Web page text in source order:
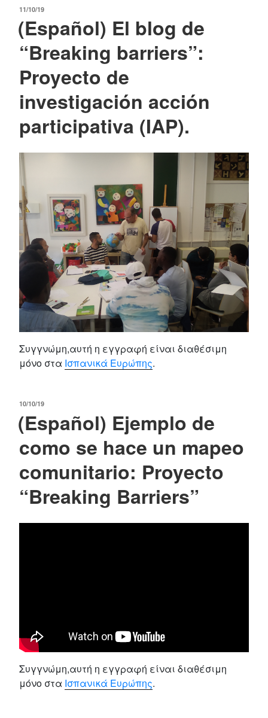
POSTED
11/10/19
(Español) El blog de
“Breaking barriers”:
Proyecto de
investigación acción
participativa (IAP).
Συγγνώμη,αυτή η εγγραφή είναι διαθέσιμη
μόνο στα Ισπανικά Ευρώπης.
POSTED
10/10/19
(Español) Ejemplo de
como se hace un mapeo
comunitario: Proyecto
“Breaking Barriers”
Συγγνώμη,αυτή η εγγραφή είναι διαθέσιμη
μόνο στα Ισπανικά Ευρώπης.